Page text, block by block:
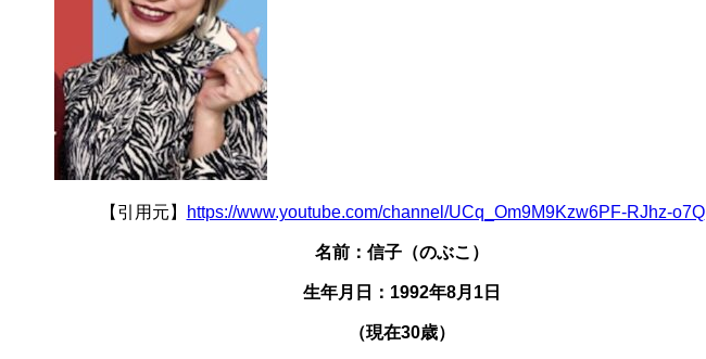
【引用元】 https://www.youtube.com/channel/UCq_Om9M9Kzw6PF-RJhz-o7Q
名前：信子（のぶこ）
生年月日：1992年8月1日
（現在30歳）